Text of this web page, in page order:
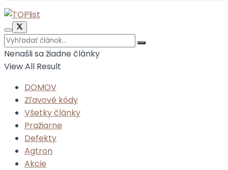
Nenašli sa žiadne články
View All Result
DOMOV
Zľavové kódy
Všetky články
Pražiarne
Defekty
Agtron
Akcie